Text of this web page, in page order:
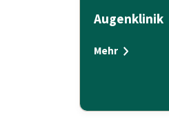
Augenklinik
Mehr